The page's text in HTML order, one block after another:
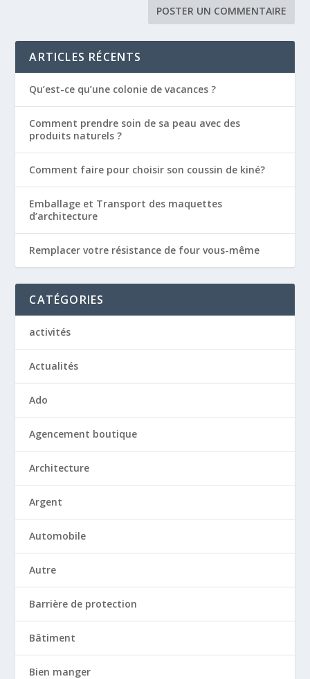
ARTICLES RÉCENTS
Qu’est-ce qu’une colonie de vacances ?
Comment prendre soin de sa peau avec des
produits naturels ?
Comment faire pour choisir son coussin de kiné?
Emballage et Transport des maquettes
d’architecture
Remplacer votre résistance de four vous-même
CATÉGORIES
activités
Actualités
Ado
Agencement boutique
Architecture
Argent
Automobile
Autre
Barrière de protection
Bâtiment
Bien manger